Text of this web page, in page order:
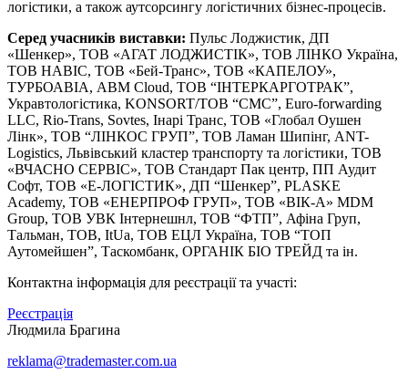
логістики, а також аутсорсингу логістичних бізнес-процесів.
Серед учасників виставки: Пульс Лоджистик, ДП
«Шенкер», ТОВ «АГАТ ЛОДЖИСТІК», ТОВ ЛІНКО Україна,
ТОВ НАВІС, ТОВ «Бей-Транс», ТОВ «КАПЕЛОУ»,
ТУРБОАВІА, ABM Cloud, ТОВ “ІНТЕРКАРГОТРАК”,
Укравтологістика, KONSORT/ТОВ “СМС”, Euro-forwarding
LLC, Rio-Trans, Sovtes, Інарі Транс, ТОВ «Глобал Оушен
Лінк», ТОВ “ЛІНКОС ГРУП”, ТОВ Ламан Шипінг, ANT-
Logistics, Львівський кластер транспорту та логістики, ТОВ
«ВЧАСНО СЕРВІС», ТОВ Стандарт Пак центр, ПП Аудит
Софт, ТОВ «Е-ЛОГІСТИК», ДП “Шенкер”, PLASKE
Academy, ТОВ «ЕНЕРПРОФ ГРУП», ТОВ «ВІК-А» MDM
Group, ТОВ УВК Інтернешнл, ТОВ “ФТП”, Афіна Груп,
Тальман, ТОВ, ItUa, ТОВ ЕЦЛ Україна, ТОВ “ТОП
Аутомейшен”, Таскомбанк, ОРГАНІК БІО ТРЕЙД та ін.
Контактна інформація для реєстрації та участі:
Реєстрація
Людмила Брагина
reklama@trademaster.com.ua